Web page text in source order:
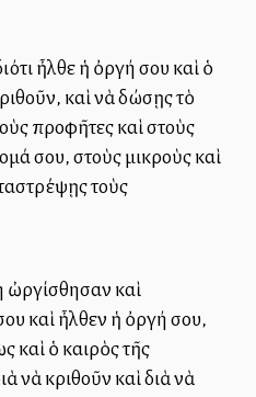
ἦλθε ἡ ὀργή σου καὶ ὁ
καὶ νὰ δώσῃς τὸ
προφῆτες καὶ στοὺς
σου, στοὺς μικροὺς καὶ
τοὺς
ὠργίσθησαν καὶ
καὶ ἦλθεν ἡ ὀργή σου,
καὶ ὁ καιρὸς τῆς
νὰ κριθοῦν καὶ διὰ νὰ